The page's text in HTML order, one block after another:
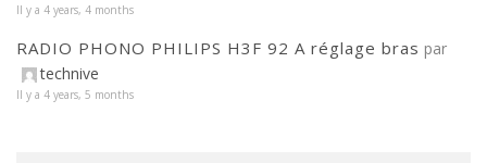
Il y a 4 years, 4 months
RADIO PHONO PHILIPS H3F 92 A réglage bras par
technive
Il y a 4 years, 5 months